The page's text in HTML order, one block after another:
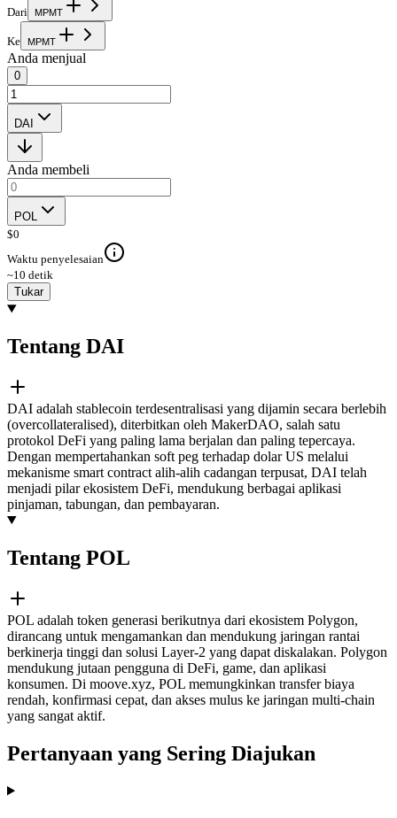
Dari MPMT
Ke MPMT
Anda menjual
0
DAI
Anda membeli
POL
$0
Waktu penyelesaian
~10 detik
Tukar
Tentang DAI
DAI adalah stablecoin terdesentralisasi yang dijamin secara berlebih
(overcollateralised), diterbitkan oleh MakerDAO, salah satu
protokol DeFi yang paling lama berjalan dan paling tepercaya.
Dengan mempertahankan soft peg terhadap dolar US melalui
mekanisme smart contract alih-alih cadangan terpusat, DAI telah
menjadi pilar ekosistem DeFi, mendukung berbagai aplikasi
pinjaman, tabungan, dan pembayaran.
Tentang POL
POL adalah token generasi berikutnya dari ekosistem Polygon,
dirancang untuk mengamankan dan mendukung jaringan rantai
berkinerja tinggi dan solusi Layer-2 yang dapat diskalakan. Polygon
mendukung jutaan pengguna di DeFi, game, dan aplikasi
konsumen. Di moove.xyz, POL memungkinkan transfer biaya
rendah, konfirmasi cepat, dan akses mulus ke jaringan multi-chain
yang sangat aktif.
Pertanyaan yang Sering Diajukan